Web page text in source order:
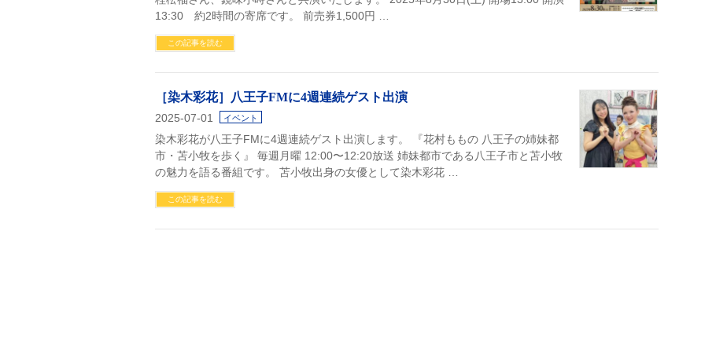
13:30 約2時間の寄席です。 前売券1,500円 …
この記事を読む
［染木彩花］八王子FMに4週連続ゲスト出演
2025-07-01 イベント
染木彩花が八王子FMに4週連続ゲスト出演します。 『花村ももの 八王子の姉妹都
市・苫小牧を歩く』 毎週月曜 12:00〜12:20放送 姉妹都市である八王子市と苫小牧
の魅力を語る番組です。 苫小牧出身の女優として染木彩花 …
この記事を読む